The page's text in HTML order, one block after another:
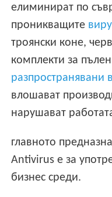
елиминират по
проникващите
троянски коне,
комплекти за
разпространявани
влошават
нарушават
главното
Antivirus е за
бизнес среди.